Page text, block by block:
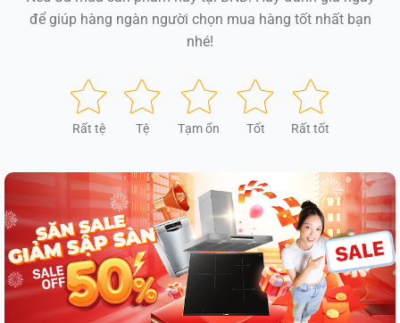
để giúp hàng ngàn người chọn mua hàng tốt nhất bạn
nhé!
Rất tệ Tệ Tạm ổn Tốt Rất tốt